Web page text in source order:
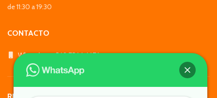
de 11:30 a 19:30
CONTACTO
WhatsApp: +569 7564 4676